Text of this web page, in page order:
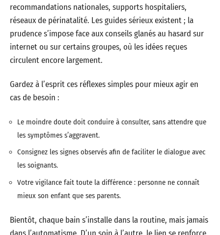
recommandations nationales, supports hospitaliers,
réseaux de périnatalité. Les guides sérieux existent ; la
prudence s’impose face aux conseils glanés au hasard sur
internet ou sur certains groupes, où les idées reçues
circulent encore largement.
Gardez à l’esprit ces réflexes simples pour mieux agir en
cas de besoin :
Le moindre doute doit conduire à consulter, sans attendre que
les symptômes s’aggravent.
Consignez les signes observés afin de faciliter le dialogue avec
les soignants.
Votre vigilance fait toute la différence : personne ne connaît
mieux son enfant que ses parents.
Bientôt, chaque bain s’installe dans la routine, mais jamais